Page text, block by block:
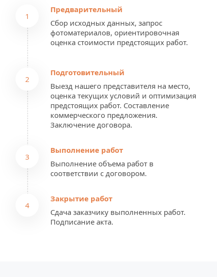
1
Предварительный
Сбор исходных данных, запрос
фотоматериалов, ориентировочная
оценка стоимости предстоящих работ.
2
Подготовительный
Выезд нашего представителя на место,
оценка текущих условий и оптимизация
предстоящих работ. Составление
коммерческого предложения.
Заключение договора.
3
Выполнение работ
Выполнение объема работ в
соответствии с договором.
4
Закрытие работ
Сдача заказчику выполненных работ.
Подписание акта.